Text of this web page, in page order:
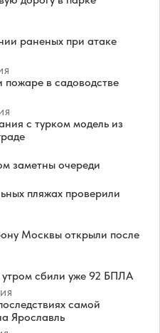
раненых при атаке
пожаре в садоводстве
с турком модель из
заметны очереди
пляжах проверили
Москвы открыли после
сбили уже 92 БПЛА
самой
Ярославль